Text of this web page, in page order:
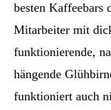
besten Kaffeebars
Mitarbeiter mit
funktionierende,
hängende
funktioniert auch